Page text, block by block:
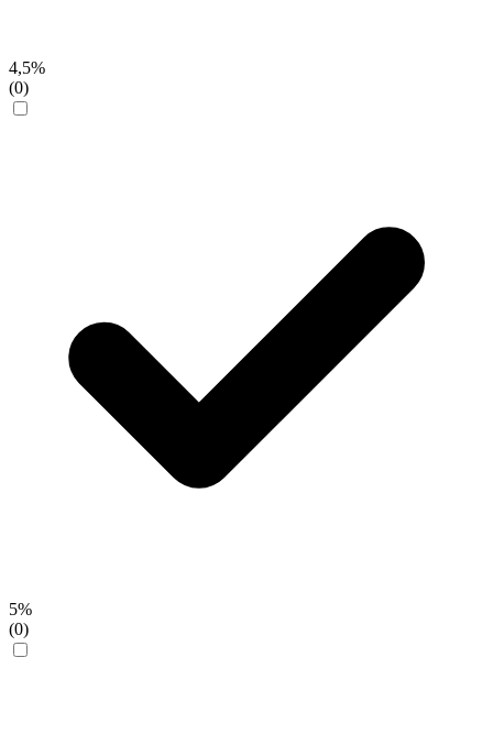
4,5%
(0)
5%
(0)